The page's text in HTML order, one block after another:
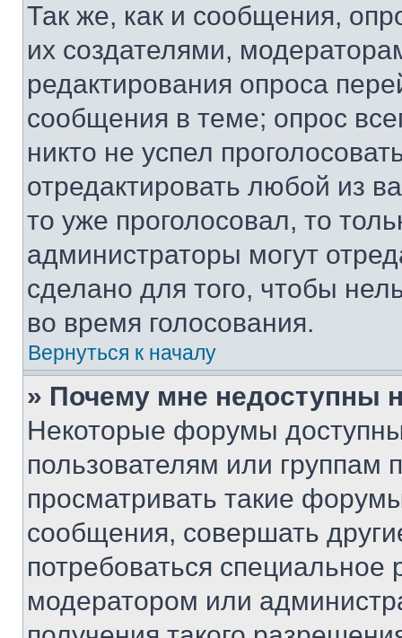
Так же, как и сообщения,
их создателями,
редактирования опроса
сообщения в теме; опрос
никто не успел
отредактировать любой из
то уже проголосовал, то
администраторы могут
сделано для того, чтобы
во время голосования.
Вернуться к началу
» Почему мне недоступны
Некоторые форумы
пользователям или группам
просматривать такие
сообщения, совершать
потребоваться
модератором или